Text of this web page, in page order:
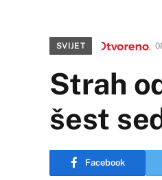
SVIJET
Strah
šest
Facebook